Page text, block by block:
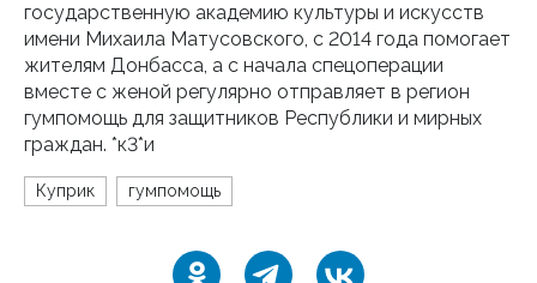
государственную академию культуры и искусств
имени Михаила Матусовского, с 2014 года помогает
жителям Донбасса, а с начала спецоперации
вместе с женой регулярно отправляет в регион
гумпомощь для защитников Республики и мирных
граждан. *к3*и
Куприк гумпомощь